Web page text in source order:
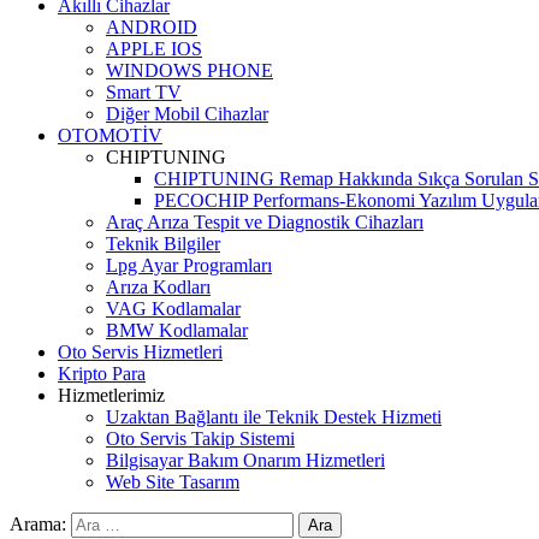
Akıllı Cihazlar
ANDROID
APPLE IOS
WINDOWS PHONE
Smart TV
Diğer Mobil Cihazlar
OTOMOTİV
CHIPTUNING
CHIPTUNING Remap Hakkında Sıkça Sorulan
PECOCHIP Performans-Ekonomi Yazılım
Araç Arıza Tespit ve Diagnostik Cihazları
Teknik Bilgiler
Lpg Ayar Programları
Arıza Kodları
VAG Kodlamalar
BMW Kodlamalar
Oto Servis Hizmetleri
Kripto Para
Hizmetlerimiz
Uzaktan Bağlantı ile Teknik Destek Hizmeti
Oto Servis Takip Sistemi
Bilgisayar Bakım Onarım Hizmetleri
Web Site Tasarım
Arama: